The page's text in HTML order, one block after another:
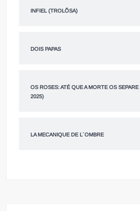
INFIEL (TROLÕSA)
DOIS PAPAS
OS ROSES: ATÉ QUE A MORTE OS
2025)
LA MECANIQUE DE L´OMBRE